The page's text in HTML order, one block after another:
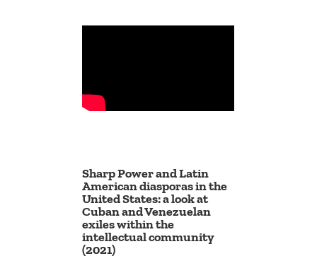
Sharp Power and Latin
American diasporas in the
United States: a look at
Cuban and Venezuelan
exiles within the
intellectual community
(2021)